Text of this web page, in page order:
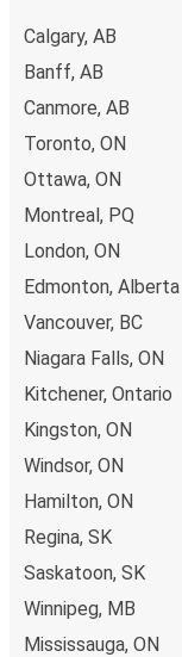
Calgary, AB
Banff, AB
Canmore, AB
Toronto, ON
Ottawa, ON
Montreal, PQ
London, ON
Edmonton, Alberta
Vancouver, BC
Niagara Falls, ON
Kitchener, Ontario
Kingston, ON
Windsor, ON
Hamilton, ON
Regina, SK
Saskatoon, SK
Winnipeg, MB
Mississauga, ON